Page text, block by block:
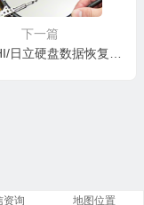
下一篇
资询 地图位置